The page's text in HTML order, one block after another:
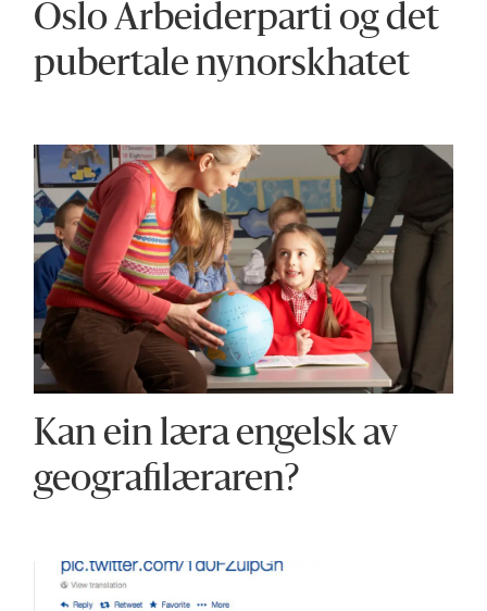
Oslo Arbeiderparti og det
pubertale nynorskhatet
Kan ein læra engelsk av
geografilæraren?